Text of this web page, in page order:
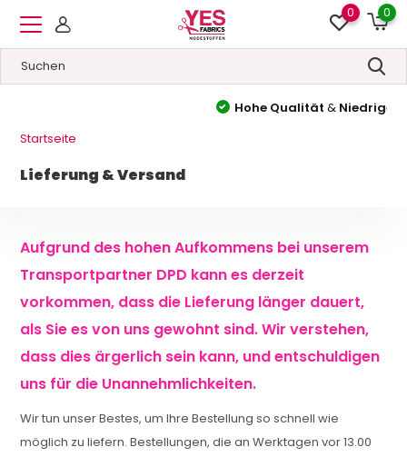
0 0
&Niedrige Preise
Startseite
Lieferung & Versand
Aufgrund des hohen Aufkommens bei unserem
Transportpartner DPD kann es derzeit
vorkommen, dass die Lieferung länger dauert,
als Sie es von uns gewohnt sind. Wir verstehen,
dass dies ärgerlich sein kann, und entschuldigen
uns für die Unannehmlichkeiten.
Wir tun unser Bestes, um Ihre Bestellung so schnell wie
möglich zu liefern. Bestellungen, die an Werktagen vor 13.00